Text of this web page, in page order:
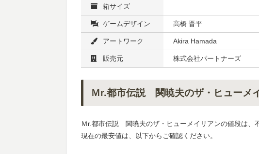
箱サイズ
ゲームデザイン 高橋 晋平
アートワーク Akira Hamada
販売元 株式会社パートナーズ
Ｍr.都市伝説 関暁夫のザ・ヒューメ
Ｍr.都市伝説 関暁夫のザ・ヒューメイリアンの値段は、
現在の最安値は、以下からご確認ください。